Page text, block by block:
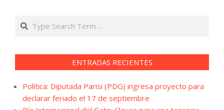
Search
ENTRADAS RECIENTES
Política: Diputada Parisi (PDG) ingresa proyecto para
declarar feriado el 17 de septiembre